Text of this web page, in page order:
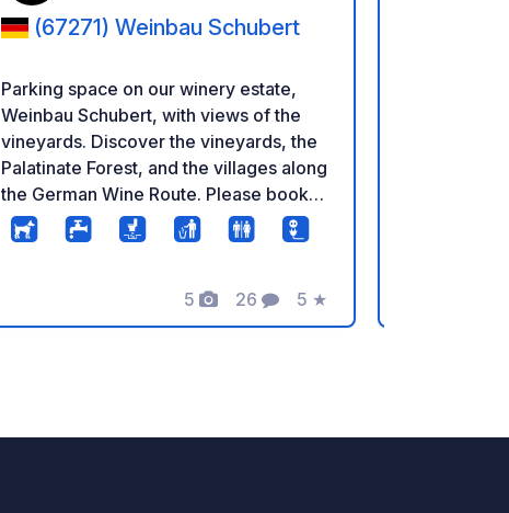
(67271) Weinbau Schubert
Parking space on our winery estate,
Weinbau Schubert, with views of the
vineyards. Discover the vineyards, the
Palatinate Forest, and the villages along
the German Wine Route. Please book in
advance to check availability.
5
Fotos
26
Comentarios
5
Calificación
★